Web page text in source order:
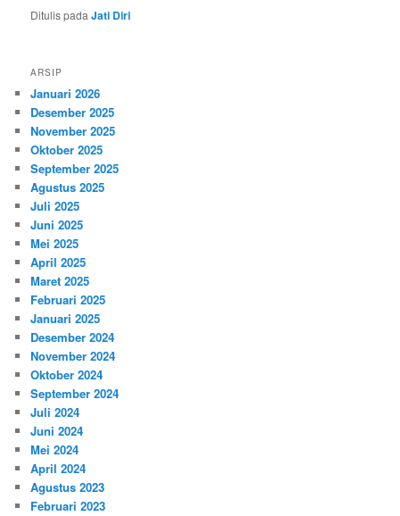
Ditulis pada Jati Diri
ARSIP
Januari 2026
Desember 2025
November 2025
Oktober 2025
September 2025
Agustus 2025
Juli 2025
Juni 2025
Mei 2025
April 2025
Maret 2025
Februari 2025
Januari 2025
Desember 2024
November 2024
Oktober 2024
September 2024
Juli 2024
Juni 2024
Mei 2024
April 2024
Agustus 2023
Februari 2023